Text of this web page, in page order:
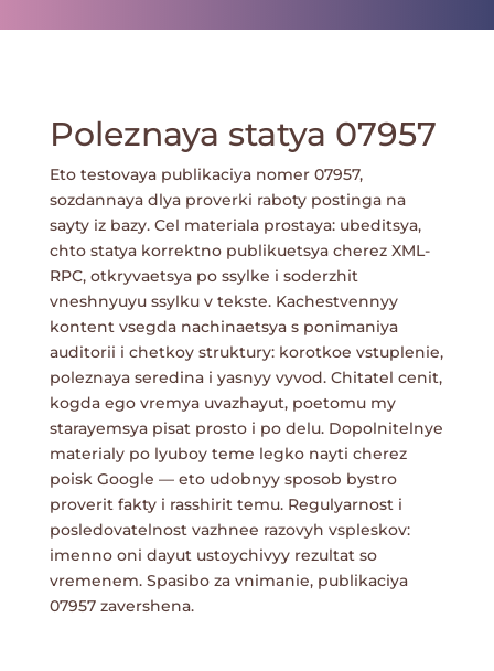
Poleznaya statya 07957
Eto testovaya publikaciya nomer 07957,
sozdannaya dlya proverki raboty postinga na
sayty iz bazy. Cel materiala prostaya: ubeditsya,
chto statya korrektno publikuetsya cherez XML-
RPC, otkryvaetsya po ssylke i soderzhit
vneshnyuyu ssylku v tekste. Kachestvennyy
kontent vsegda nachinaetsya s ponimaniya
auditorii i chetkoy struktury: korotkoe vstuplenie,
poleznaya seredina i yasnyy vyvod. Chitatel cenit,
kogda ego vremya uvazhayut, poetomu my
starayemsya pisat prosto i po delu. Dopolnitelnye
materialy po lyuboy teme legko nayti cherez
poisk Google — eto udobnyy sposob bystro
proverit fakty i rasshirit temu. Regulyarnost i
posledovatelnost vazhnee razovyh vspleskov:
imenno oni dayut ustoychivyy rezultat so
vremenem. Spasibo za vnimanie, publikaciya
07957 zavershena.